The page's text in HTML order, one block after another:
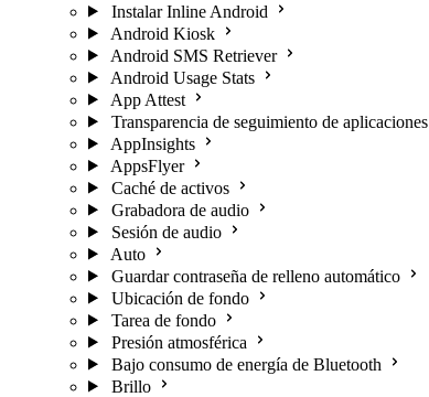
Instalar Inline Android
Android Kiosk
Android SMS Retriever
Android Usage Stats
App Attest
Transparencia de seguimiento de aplicaciones
AppInsights
AppsFlyer
Caché de activos
Grabadora de audio
Sesión de audio
Auto
Guardar contraseña de relleno automático
Ubicación de fondo
Tarea de fondo
Presión atmosférica
Bajo consumo de energía de Bluetooth
Brillo